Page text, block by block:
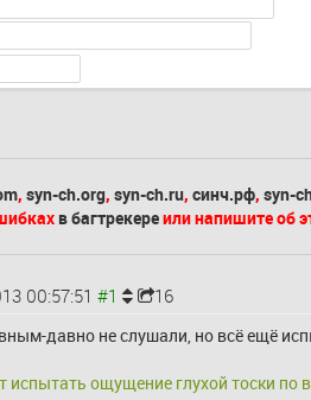
, syn-ch.org, syn-ch.ru, синч.рф, syn-
в багтрекереили напишите об
00:57:51 16
давно не слушали, но всё ещё
испытать ощущение глухой тоски